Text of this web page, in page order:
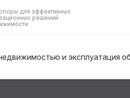
для эффективных
решений
и эксплуатация